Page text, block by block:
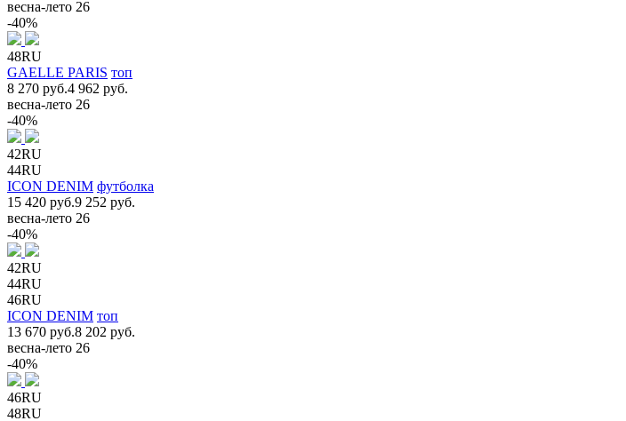
весна-лето 26
-40%
48RU
GAELLE PARIS топ
8 270 руб.4 962 руб.
весна-лето 26
-40%
42RU
44RU
ICON DENIM футболка
15 420 руб.9 252 руб.
весна-лето 26
-40%
42RU
44RU
46RU
ICON DENIM топ
13 670 руб.8 202 руб.
весна-лето 26
-40%
46RU
48RU